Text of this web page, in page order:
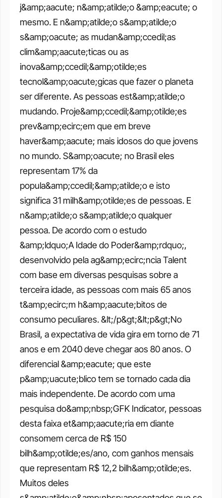
j&amp;aacute; n&amp;atilde;o &amp;eacute; o
mesmo. E n&amp;atilde;o s&amp;atilde;o
s&amp;oacute; as mudan&amp;ccedil;as
clim&amp;aacute;ticas ou as
inova&amp;ccedil;&amp;otilde;es
tecnol&amp;oacute;gicas que fazer o planeta
ser diferente. As pessoas est&amp;atilde;o
mudando. Proje&amp;ccedil;&amp;otilde;es
prev&amp;ecirc;em que em breve
haver&amp;aacute; mais idosos do que jovens
no mundo. S&amp;oacute; no Brasil eles
representam 17% da
popula&amp;ccedil;&amp;atilde;o e isto
significa 31 milh&amp;otilde;es de pessoas. E
n&amp;atilde;o s&amp;atilde;o qualquer
pessoa. De acordo com o estudo
&amp;ldquo;A Idade do Poder&amp;rdquo;,
desenvolvido pela ag&amp;ecirc;ncia Talent
com base em diversas pesquisas sobre a
terceira idade, as pessoas com mais 65 anos
t&amp;ecirc;m h&amp;aacute;bitos de
consumo peculiares. &lt;/p&gt;&lt;p&gt;No
Brasil, a expectativa de vida gira em torno de 71
anos e em 2040 deve chegar aos 80 anos. O
diferencial &amp;eacute; que este
p&amp;uacute;blico tem se tornado cada dia
mais independente. De acordo com uma
pesquisa do&amp;nbsp;GFK Indicator, pessoas
desta faixa et&amp;aacute;ria em diante
consomem cerca de R$ 150
bilh&amp;otilde;es/ano, com ganhos mensais
que representam R$ 12,2 bilh&amp;otilde;es.
Muitos deles